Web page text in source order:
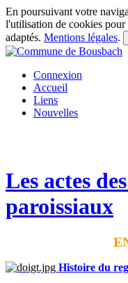
En poursuivant votre
l'utilisation de cookies pour
adaptés. Mentions légales.
Connexion
Accueil
Liens
Nouvelles
Les actes
paroissiaux
Histoire du